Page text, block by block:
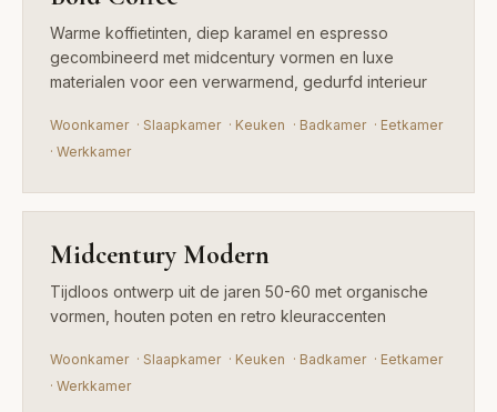
Warme koffietinten, diep karamel en espresso
gecombineerd met midcentury vormen en luxe
materialen voor een verwarmend, gedurfd interieur
Woonkamer · Slaapkamer · Keuken · Badkamer · Eetkamer
· Werkkamer
Midcentury Modern
Tijdloos ontwerp uit de jaren 50-60 met organische
vormen, houten poten en retro kleuraccenten
Woonkamer · Slaapkamer · Keuken · Badkamer · Eetkamer
· Werkkamer